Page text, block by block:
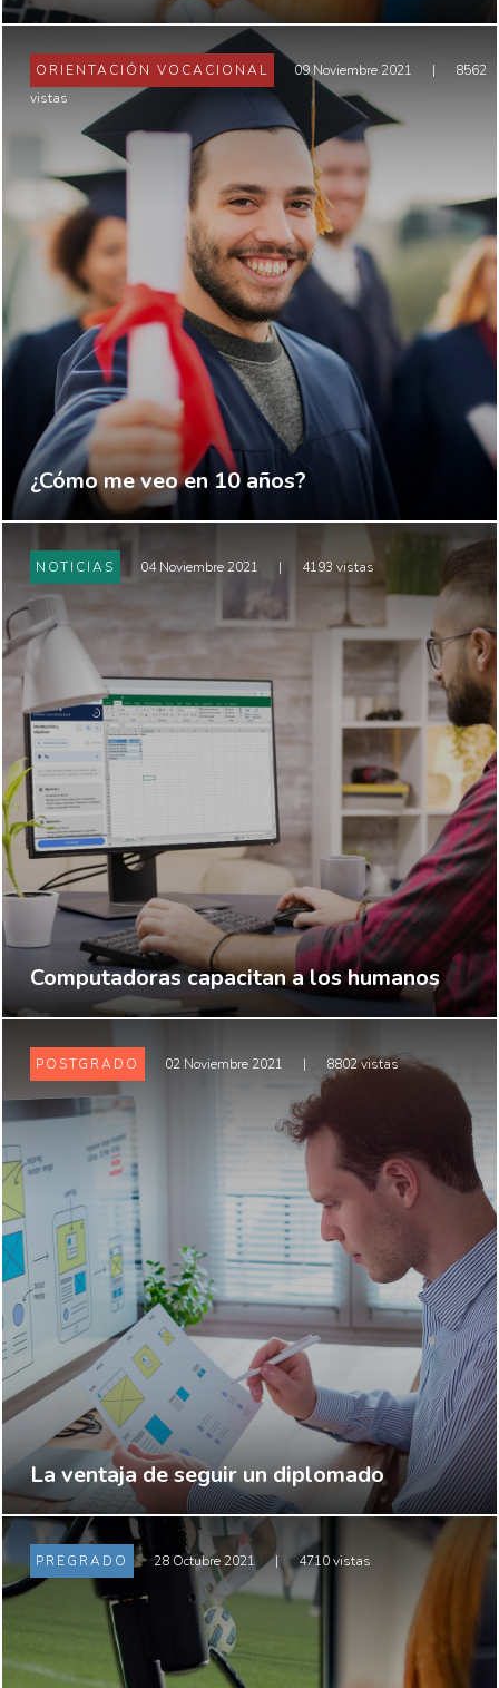
ORIENTACIÓN VOCACIONAL 09 Noviembre 2021 |
8562
vistas
¿Cómo me veo en 10 años?
NOTICIAS 04 Noviembre 2021 | 4193 vistas
Computadoras capacitan a los humanos
POSTGRADO 02 Noviembre 2021 | 8802 vistas
La ventaja de seguir un diplomado
PREGRADO 28 Octubre 2021 | 4710 vistas